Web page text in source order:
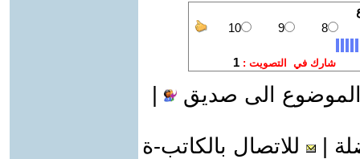
الى صديق
للاتصال بالكاتب-ة